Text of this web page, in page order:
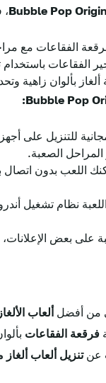
Bubble Pop Origin،
الفقاعات مع
الفقاعات
بألوان زاهية
للتنزيل على
الصعبة.
اللعب بدون اتصال
على بعض
من أفضل ألعاب الألغاز
فرقعة الفقاعات
عنتنزيل ألعاب ألغاز